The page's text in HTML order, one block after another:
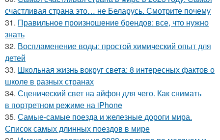
счастливая страна это… не Беларусь. Смотрите почему
31. Правильное произношение брендов: все, что нужно
знать
32. Воспламенение воды: простой химический опыт для
детей
33. Школьная жизнь вокруг света: 8 интересных фактов о
школе в разных странах
34. Сценический свет на айфон для чего. Как снимать
в портретном режиме на iPhone
35. Самые-самые поезда и железные дороги мира.
Список самых длинных поездов в мире